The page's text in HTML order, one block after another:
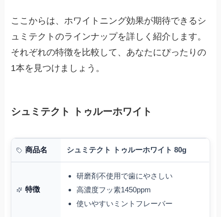
ここからは、ホワイトニング効果が期待できるシ
ュミテクトのラインナップを詳しく紹介します。
それぞれの特徴を比較して、あなたにぴったりの
1本を見つけましょう。
シュミテクト トゥルーホワイト
商品名 シュミテクト トゥルーホワイト 80g
特徴
研磨剤不使用で歯にやさしい
高濃度フッ素1450ppm
使いやすいミントフレーバー